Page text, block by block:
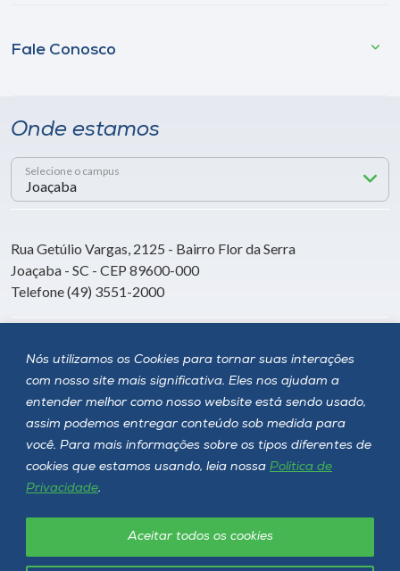
Nós utilizamos os Cookies para tornar suas interações
com nosso site mais significativa. Eles nos ajudam a
entender melhor como nosso website está sendo usado,
assim podemos entregar conteúdo sob medida para
você. Para mais informações sobre os tipos diferentes de
cookies que estamos usando, leia nossa Política de
Privacidade.
Aceitar todos os cookies
Fale Conosco
Onde estamos
Selecione o campus
Rua Getúlio Vargas, 2125 - Bairro Flor da Serra
Joaçaba - SC - CEP 89600-000
Telefone (49) 3551-2000
Siga a Unoesc
Política de privacidade LGPD